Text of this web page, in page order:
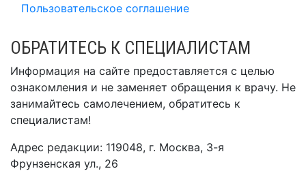
Пользовательское соглашение
ОБРАТИТЕСЬ К СПЕЦИАЛИСТАМ
Информация на сайте предоставляется с целью
ознакомления и не заменяет обращения к врачу. Не
занимайтесь самолечением, обратитесь к
специалистам!
Адрес редакции: 119048, г. Москва, 3-я
Фрунзенская ул., 26